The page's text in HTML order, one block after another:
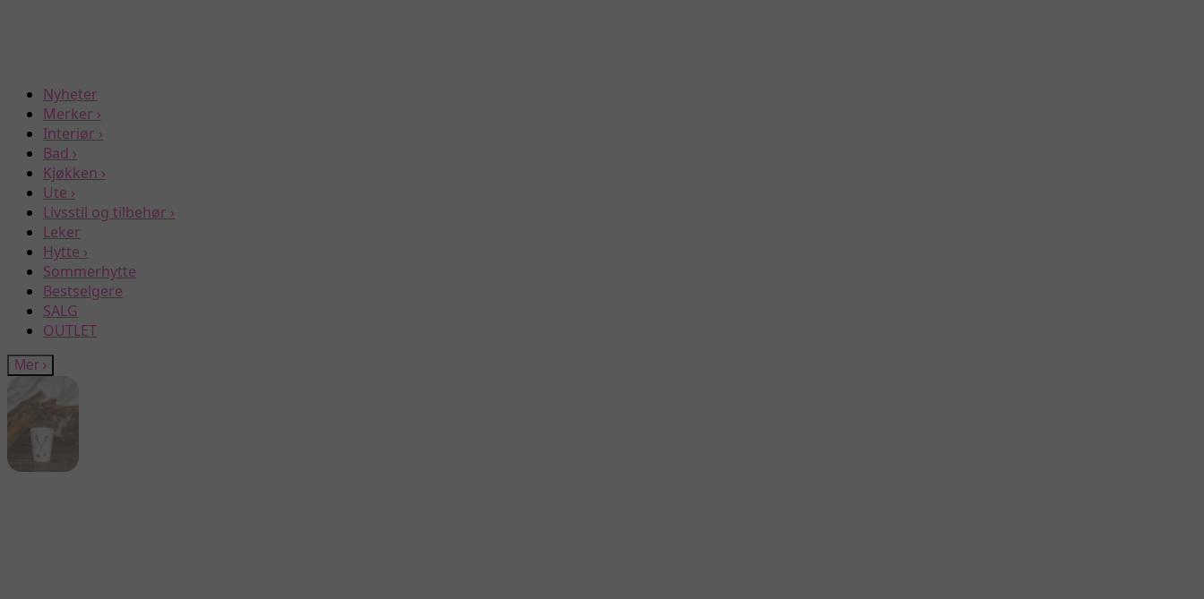
Nyheter
Merker ›
Interiør ›
Bad ›
Kjøkken ›
Ute ›
Livsstil og tilbehør ›
Leker
Hytte ›
Sommerhytte
Bestselgere
SALG
OUTLET
Mer ›